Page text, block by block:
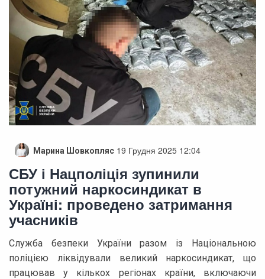
Марина Шовкопляс 19 Грудня 2025 12:04
СБУ і Нацполіція зупинили
потужний наркосиндикат в
Україні: проведено затримання
учасників
Служба безпеки України разом із Національною
поліцією ліквідували великий наркосиндикат, що
працював у кількох регіонах країни, включаючи